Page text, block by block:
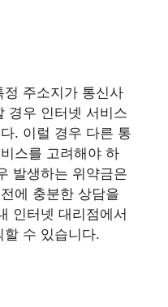
주소지가 통신사
경우 인터넷 서비스
. 이럴 경우 다른 통
스를 고려해야 하
발생하는 위약금은
에 충분한 상담을
인터넷 대리점에서
수 있습니다.